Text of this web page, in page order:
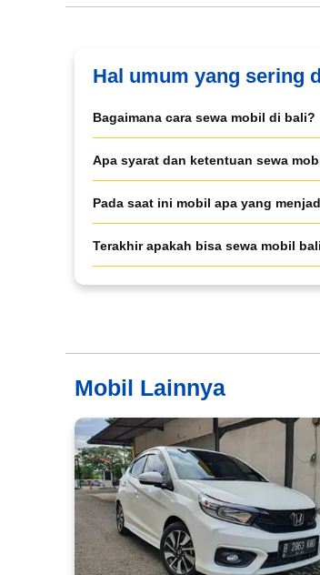
Hal umum yang sering
Bagaimana cara sewa mobil di bali?
Apa syarat dan ketentuan sewa
Pada saat ini mobil apa yang
Terakhir apakah bisa sewa mobil
Mobil Lainnya
Book via
Tipe Sewa*
Nama*
Tgl Selesai*
Email*
WhatsApp*